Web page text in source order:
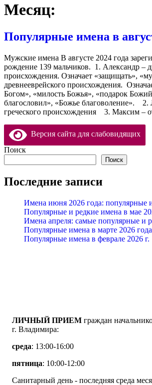
Месяц:
Популярные имена в
Мужские имена В августе 2024 года
рождение 139 мальчиков. 1. Александр –
происхождения. Означает «защищать»,
древнееврейского происхождения.
Богом», «милость Божья», «подарок
благословил», «Божье благоволение». 2.
греческого происхождения 3. Максим –
Версия сайта для слабовидящих
Поиск
Поиск
Последние записи
Имена июня 2026 года: популярные
Популярные и редкие имена в мае
Имена апреля: самые популярные и
Популярные имена в марте 2026 года
Популярные имена в феврале 2026 г.
ЛИЧНЫЙ ПРИЕМ граждан
г. Владимира:
среда: 13:00-16:00
пятница: 10:00-12:00
Санитарный день - последняя среда